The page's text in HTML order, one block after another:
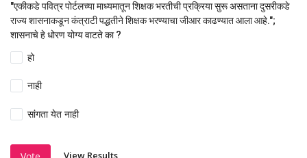
"एकीकडे पवित्र पोर्टलच्या माध्यमातून शिक्षक भरतीची प्रक्रिया सुरू असताना दुसरीकडे
राज्य शासनाकडून कंत्राटी पद्धतीने शिक्षक भरण्याचा जीआर काढण्यात आला आहे.";
शासनाचे हे धोरण योग्य वाटते का ?
हो
नाही
सांगता येत नाही
View Results